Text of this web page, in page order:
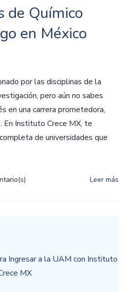
de Químico
en México
por las disciplinas de la
pero aún no sabes
en una carrera prometedora,
En Instituto Crece MX, te
de universidades que
Leer más